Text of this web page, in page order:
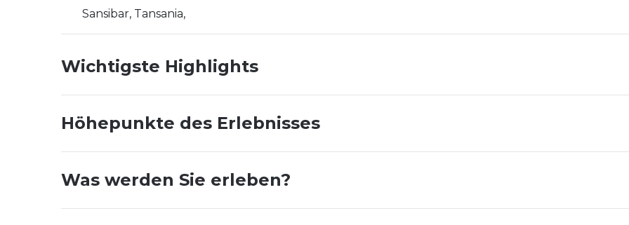
Sansibar, Tansania,
Wichtigste Highlights
Höhepunkte des Erlebnisses
Was werden Sie erleben?